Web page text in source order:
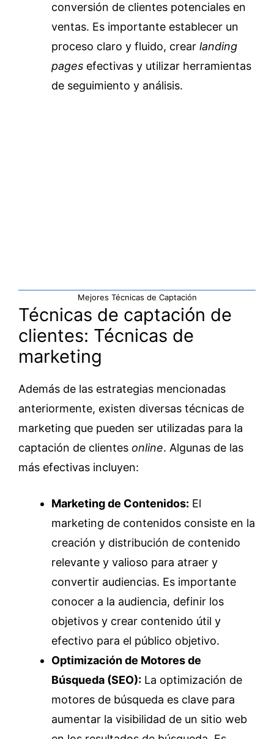
conversión de clientes potenciales en
ventas. Es importante establecer un
proceso claro y fluido, crear landing
pages efectivas y utilizar herramientas
de seguimiento y análisis.
Mejores Técnicas de Captación
Técnicas de captación de
clientes: Técnicas de
marketing
Además de las estrategias mencionadas
anteriormente, existen diversas técnicas de
marketing que pueden ser utilizadas para la
captación de clientes online. Algunas de las
más efectivas incluyen:
Marketing de Contenidos: El
marketing de contenidos consiste en la
creación y distribución de contenido
relevante y valioso para atraer y
convertir audiencias. Es importante
conocer a la audiencia, definir los
objetivos y crear contenido útil y
efectivo para el público objetivo.
Optimización de Motores de
Búsqueda (SEO): La optimización de
motores de búsqueda es clave para
aumentar la visibilidad de un sitio web